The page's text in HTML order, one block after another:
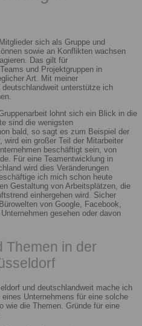
sich als Gruppe und
sowie an Konflikten wachsen
Das gilt für
und Projektgruppen in
Art. Mit meiner
unterstütze ich
lohnt sich ein Blick in die
sind die wenigsten
bald, so sagt es zum Beispiel der
ein großer Teil der Mitarbeiter
beschäftigt sein, von
Für eine Teamentwicklung in
wird dies Veränderungen
ich mich schon heute
Gestaltung von Arbeitsplätzen, die
einhergehen wird. Sicher
von Google, Facebook,
gesehen oder davon
Themen in der
und deutschlandweit mache ich
Unternehmens für eine solche
wie die Themen. Gründe für eine